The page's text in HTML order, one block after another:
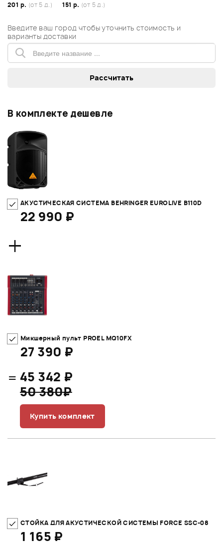
201 р. (от 5 д.)
151 р. (от 5 д.)
Введите ваш город чтобы уточнить стоимость и
варианты доставки
В комплекте дешевле
АКУСТИЧЕСКАЯ СИСТЕМА BEHRINGER EUROLIVE B110D
22 990 ₽
+
Микшерный пульт PROEL MQ10FX
27 390 ₽
= 45 342 ₽
50 380₽
Купить комплект
СТОЙКА ДЛЯ АКУСТИЧЕСКОЙ СИСТЕМЫ FORCE SSC-08
1 165 ₽